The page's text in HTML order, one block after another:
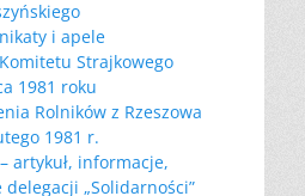
i apele
Strajkowego
1981 roku
Rolników z Rzeszowa
1981 r.
artykuł, informacje,
„Solidarności”